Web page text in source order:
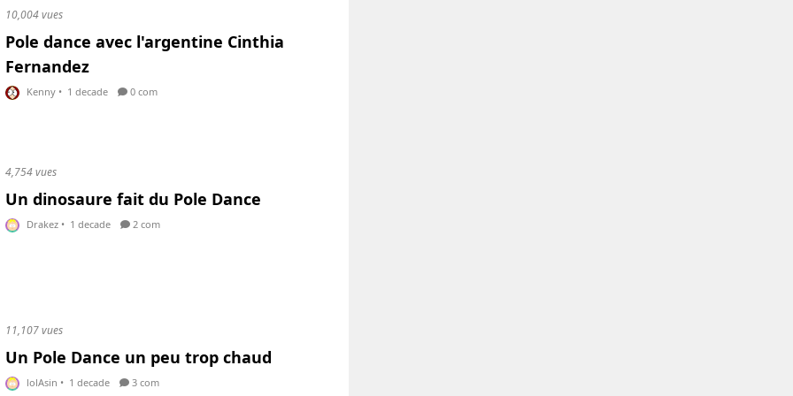
10,004 vues
Pole dance avec l'argentine Cinthia
Fernandez
Kenny • 1 decade 0 com
4,754 vues
Un dinosaure fait du Pole Dance
Drakez • 1 decade 2 com
11,107 vues
Un Pole Dance un peu trop chaud
lolAsin • 1 decade 3 com